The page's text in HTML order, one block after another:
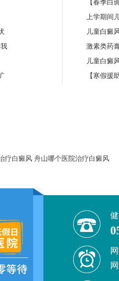
【春季白
上学期间
儿童白癜
激素类药
儿童白癜
【寒假援
疗白癜风 舟山哪个医院治疗白癜风